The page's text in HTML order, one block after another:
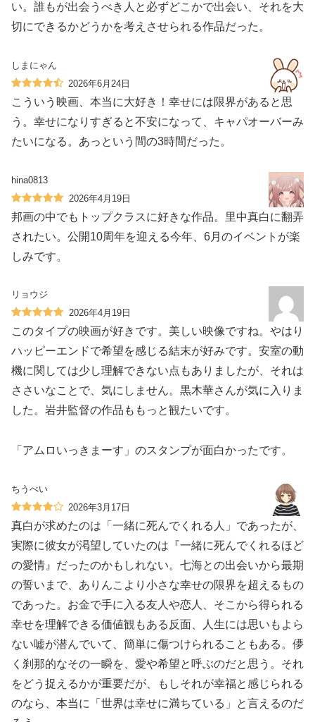
い。誰もが出会うべき人と必ずどこかで出会い、それを大
切にできるかどうかを考えさせられる作品だった。
しまにゃん
2026年6月24日
こういう映画、本当に大好き！幸せには限界があると思
う。幸せになりすぎると不安になって、キャパオーバーみ
たいになる。あっという間の3時間だった。
hina0813
2026年4月19日
邦画の中でもトップクラスに好きな作品。里中真白に翻弄
されたい。公開10周年を迎える今年、6月のイベントが楽
しみです。
リョウジ
2026年4月19日
このタイプの映画が好きです。美しい映像ですね。やはり
ハッピーエンドで希望を感じる結末が好みです。安室の動
機に関しては少し理解できない点もありましたが、それは
ささいなことで、気にしません。黒木華さんが気に入りま
した。岩井監督の作品ももっと観たいです。
「アムロいっきまーす」のスタンプが面白かったです。
ちうべい
2026年3月17日
真白が求めたのは「一緒に死んでくれる人」であったが、
実際に彼女が渇望していたのは『一緒に死んでくれるほど
の愛情』だったのかもしれない。七海との出会いから最期
の誓いまで、ありんこより小さな幸せの限界を超えるもの
であった。お金で手に入る友人や恋人、そこから得られる
幸せを理解できる価値観もある反面、人生には思いもよら
ない嘘が潜んでいて、簡単に傷つけられることもある。儚
く刹那的なその一瞬を、愛や希望と呼ぶのだと思う。それ
をどう捉えるかが重要だが、もしそれが幸福と感じられる
のなら、本当に「世界は幸せに満ちている」と言えるのだ